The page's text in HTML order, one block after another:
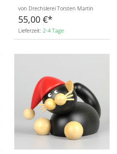
von Drechslerei Torsten Martin
55,00 €
Lieferzeit: 2-4 Tage